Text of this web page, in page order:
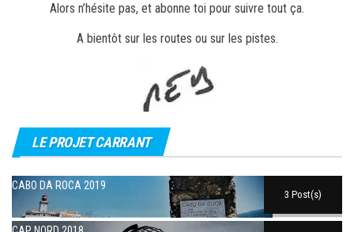
Alors n’hésite pas, et abonne toi pour suivre tout ça.
A bientôt sur les routes ou sur les pistes.
LE PROJET CARRANT
CABO DA ROCA 2019
3 Post(s)